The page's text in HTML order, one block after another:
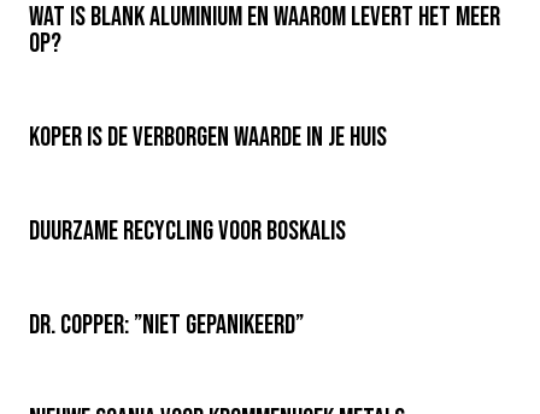
Wat is blank aluminium en waarom levert het meer
op?
Koper is de verborgen waarde in je huis
Duurzame recycling voor Boskalis
Dr. Copper: ”Niet gepanikeerd”